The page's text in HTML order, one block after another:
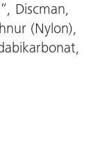
Discman,
(Nylon),